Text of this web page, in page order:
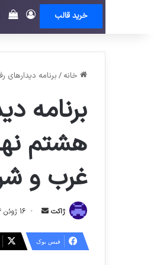
خرید قالب ورود
خانه / برنامه
برنامه
هشتم
غرب و
ژاکت
ارسال 16 ژوئن 2026
فیس بوک